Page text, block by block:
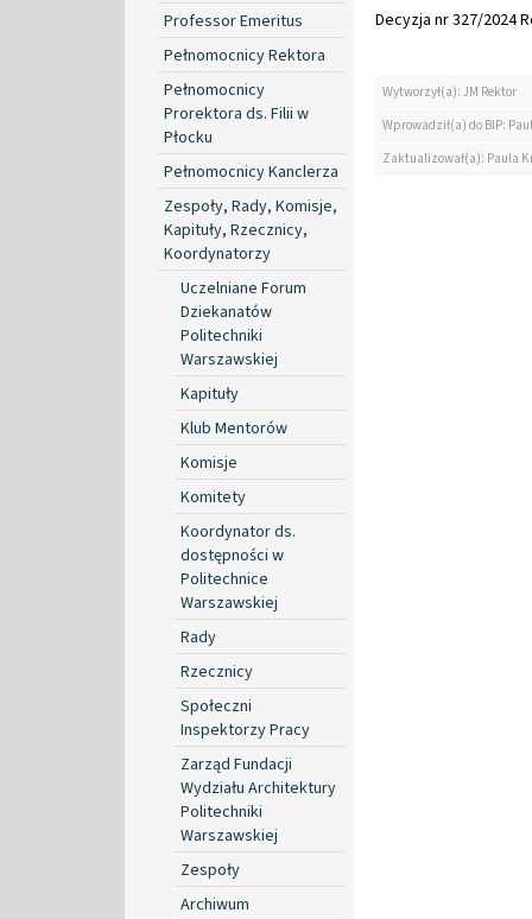
Professor Emeritus
Pełnomocnicy Rektora
Pełnomocnicy
Prorektora ds. Filii w
Płocku
Pełnomocnicy Kanclerza
Zespoły, Rady, Komisje,
Kapituły, Rzecznicy,
Koordynatorzy
Uczelniane Forum
Dziekanatów
Politechniki
Warszawskiej
Kapituły
Klub Mentorów
Komisje
Komitety
Koordynator ds.
dostępności w
Politechnice
Warszawskiej
Rady
Rzecznicy
Społeczni
Inspektorzy Pracy
Zarząd Fundacji
Wydziału Architektury
Politechniki
Warszawskiej
Zespoły
Archiwum
Decyzja nr 327/2024
Wytworzył(a): JM Rektor
Wprowadził(a) do BIP:
Zaktualizował(a): Paula